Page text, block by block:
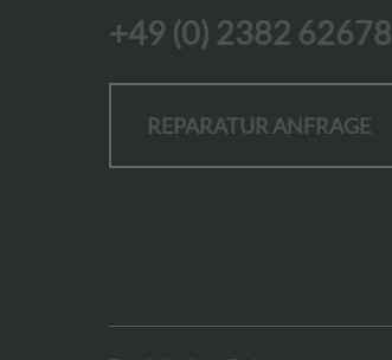
+49 (0) 2382 62678
REPARATUR ANFRAGE